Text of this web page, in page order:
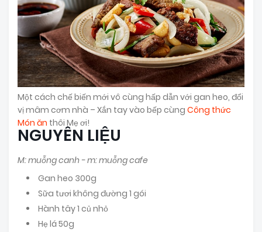
Một cách chế biến mới vô cùng hấp dẫn với gan heo, đổi
vị mâm cơm nhà – Xắn tay vào bếp cùng Công thức
Món ăn thôi Mẹ ơi!
NGUYÊN LIỆU
M: muỗng canh - m: muỗng cafe
Gan heo 300g
Sữa tươi không đường 1 gói
Hành tây 1 củ nhỏ
Hẹ lá 50g